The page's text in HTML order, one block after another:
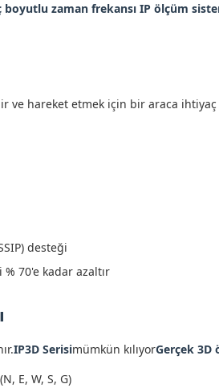
zaman frekansı IP ölçüm
ve hareket etmek için bir araca
desteği
% 70'e kadar azaltır
IP3D Serisimümkün kılıyorGerçek 3D
E, W, S, G)